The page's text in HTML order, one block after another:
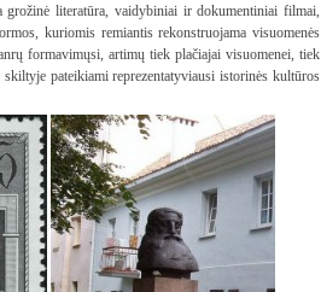
literatūra, vaidybiniai ir dokumentiniai filmai,
kuriomis remiantis rekonstruojama visuomenės
formavimųsi, artimų tiek plačiajai visuomenei, tiek
pateikiami reprezentatyviausi istorinės kultūros